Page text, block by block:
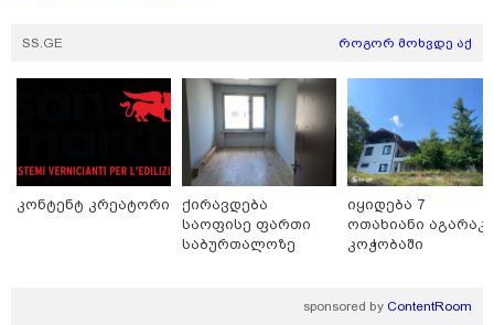
23:15 / 06-08-2026
“არ მინდა, ბაიდენივით
სცენიდან გადავარდეს“ -
დონალდ ტრამპის სიტყვით
გამოსვლისას დამსწრეები
სახალისო შემთხვევის მოწმენი
გახდნენ
10:52 / 06-08-2026
ცნობით, დონალდ ტრამპი პიტ
SS.GE როგორ მოხვდე აქ
კონტენტ კრეატორი
ქირავდება
საოფისე ფართი
საბურთალოზე
იყიდება 7
ოთახიანი აგარაკი
კოჭობაში
sponsored by ContentRoom